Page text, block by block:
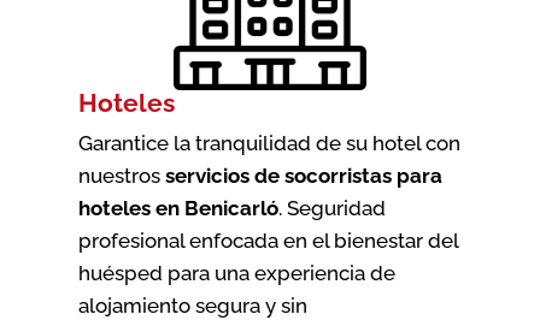
Hoteles
Garantice la tranquilidad de su hotel con
nuestros servicios de socorristas para
hoteles en Benicarló. Seguridad
profesional enfocada en el bienestar del
huésped para una experiencia de
alojamiento segura y sin